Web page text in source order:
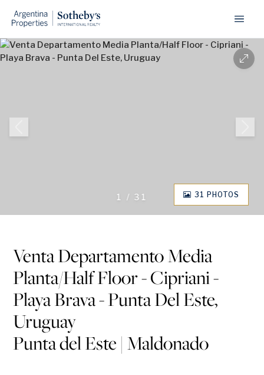
1 / 31 31 PHOTOS
Venta Departamento Media
Planta/Half Floor - Cipriani -
Playa Brava - Punta Del Este,
Uruguay
Punta del Este | Maldonado